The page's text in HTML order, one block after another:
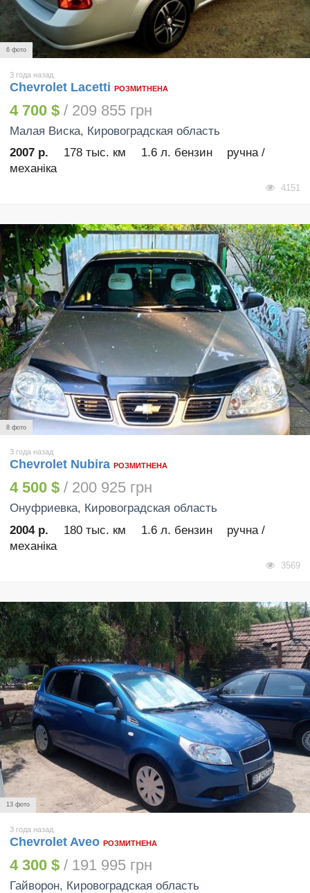
6 фото
3 года назад
Chevrolet Lacetti РОЗМИТНЕНА
4 700 $ / 209 855 грн
Малая Виска, Кировоградская область
2007 р.
178 тыс. км 1.6 л. бензин
ручна /
механіка
4151
8 фото
3 года назад
Chevrolet Nubira РОЗМИТНЕНА
4 500 $ / 200 925 грн
Онуфриевка, Кировоградская область
2004 р.
180 тыс. км 1.6 л. бензин
ручна /
механіка
3569
13 фото
3 года назад
Chevrolet Aveo РОЗМИТНЕНА
4 300 $ / 191 995 грн
Гайворон, Кировоградская область